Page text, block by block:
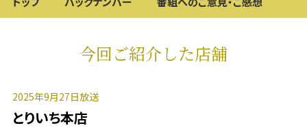
今回ご紹介した店舗
2025年9月27日放送
とりいち本店